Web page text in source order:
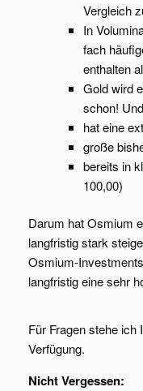
Vergleich
In
fach
enthalten
Gold wird
schon!
hat eine
große
bereits in
100,00)
Darum hat Osmium
langfristig stark
Osmium-
langfristig eine sehr
Für Fragen stehe
Verfügung.
Nicht Vergessen: